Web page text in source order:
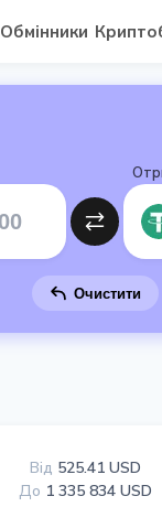
Обмінники
Очистити
Від 525.41 USD
До 1 335 834 USD